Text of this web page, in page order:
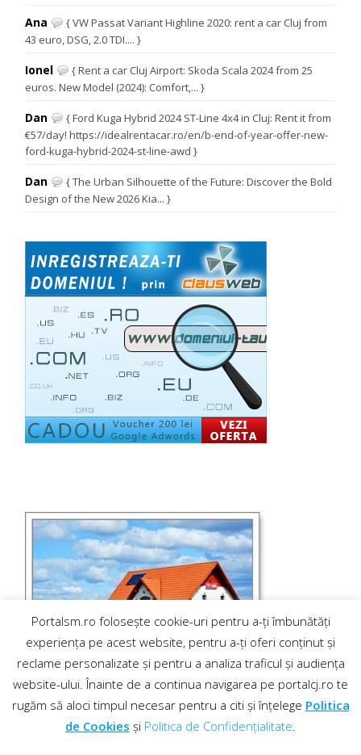
Ana
{ VW Passat Variant Highline 2020: rent a car Cluj from
43 euro, DSG, 2.0 TDI.... }
Ionel
{ Rent a car Cluj Airport: Skoda Scala 2024 from 25
euros. New Model (2024): Comfort,... }
Dan
{ Ford Kuga Hybrid 2024 ST-Line 4x4 in Cluj: Rent it from
€57/day! https://idealrentacar.ro/en/b-end-of-year-offer-new-
ford-kuga-hybrid-2024-st-line-awd }
Dan
{ The Urban Silhouette of the Future: Discover the Bold
Design of the New 2026 Kia... }
Portalsm.ro folosește cookie-uri pentru a-ți îmbunătăți
experiența pe acest website, pentru a-ți oferi conținut și
reclame personalizate și pentru a analiza traficul și audiența
website-ului. Înainte de a continua navigarea pe portalcj.ro te
rugăm să aloci timpul necesar pentru a citi și înțelege Politica
de Cookies și Politica de Confidențialitate.